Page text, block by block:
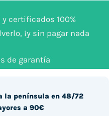
certificados 100%
¡y sin pagar nada
de garantía
la península en 48/72
a 90€